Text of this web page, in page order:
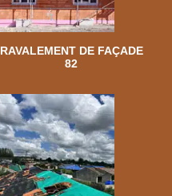
RAVALEMENT DE FAÇADE
82